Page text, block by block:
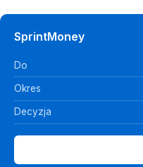
SprintMoney
Do
Okres
Decyzja